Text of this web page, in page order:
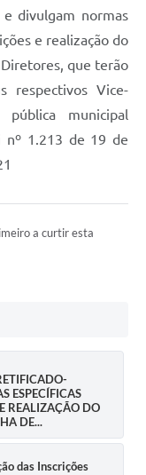
e divulgam normas
e realização do
que terão
respectivos Vice-
municipal
nº 1.213 de 19 de
a curtir esta
ESPECÍFICAS
REALIZAÇÃO DO
DE...
das Inscrições